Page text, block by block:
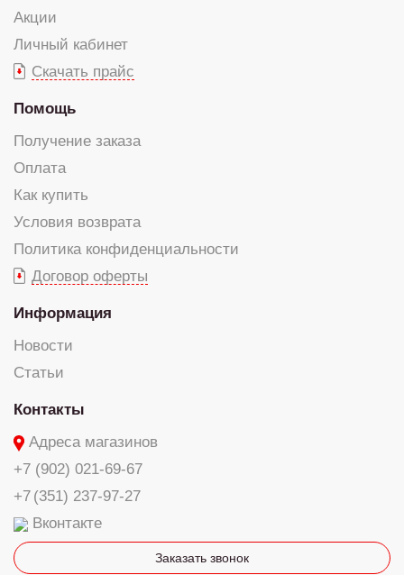
Акции
Личный кабинет
Скачать прайс
Помощь
Получение заказа
Оплата
Как купить
Условия возврата
Политика конфиденциальности
Договор оферты
Информация
Новости
Статьи
Контакты
Адреса магазинов
+7 (902) 021-69-67
+7 (351) 237-97-27
Вконтакте
Заказать звонок